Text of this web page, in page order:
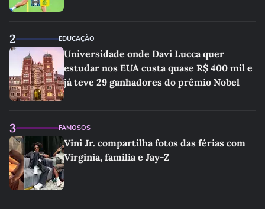
2 EDUCAÇÃO
Universidade onde Davi Lucca quer
estudar nos EUA custa quase R$ 400 mil e
já teve 29 ganhadores do prêmio Nobel
3 FAMOSOS
Vini Jr. compartilha fotos das férias com
Virginia, família e Jay-Z